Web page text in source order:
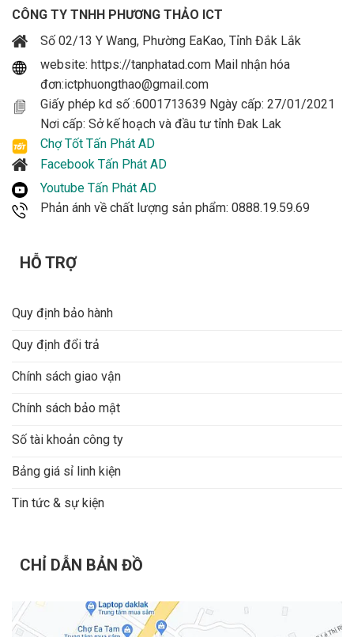
CÔNG TY TNHH PHƯƠNG THẢO ICT
Số 02/13 Y Wang, Phường EaKao, Tỉnh Đắk Lắk
website: https://tanphatad.com Mail nhận hóa
đơn:ictphuongthao@gmail.com
Giấy phép kd số :6001713639 Ngày cấp: 27/01/2021
Nơi cấp: Sở kế hoạch và đầu tư tỉnh Đak Lak
Chợ Tốt Tấn Phát AD
Facebook Tấn Phát AD
Youtube Tấn Phát AD
Phản ánh về chất lượng sản phẩm: 0888.19.59.69
HỖ TRỢ
Quy định bảo hành
Quy định đổi trả
Chính sách giao vận
Chính sách bảo mật
Số tài khoản công ty
Bảng giá sỉ linh kiện
Tin tức & sự kiện
CHỈ DẪN BẢN ĐỒ